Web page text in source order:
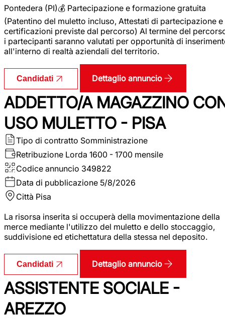
Pontedera (PI)💰 Partecipazione e formazione gratuita
(Patentino del muletto incluso, Attestati di partecipazione e
certificazioni previste dal percorso) Al termine del
i partecipanti saranno valutati per opportunità di
all'interno di realtà aziendali del territorio.
Candidati Dettaglio annuncio
ADDETTO/A MAGAZZINO
USO MULETTO - PISA
Tipo di contratto Somministrazione
Retribuzione Lorda 1600 - 1700 mensile
Codice annuncio 349822
Data di pubblicazione 5/8/2026
Città Pisa
La risorsa inserita si occuperà della movimentazione della
merce mediante l'utilizzo del muletto e dello stoccaggio,
suddivisione ed etichettatura della stessa nel deposito.
Candidati Dettaglio annuncio
ASSISTENTE SOCIALE -
AREZZO